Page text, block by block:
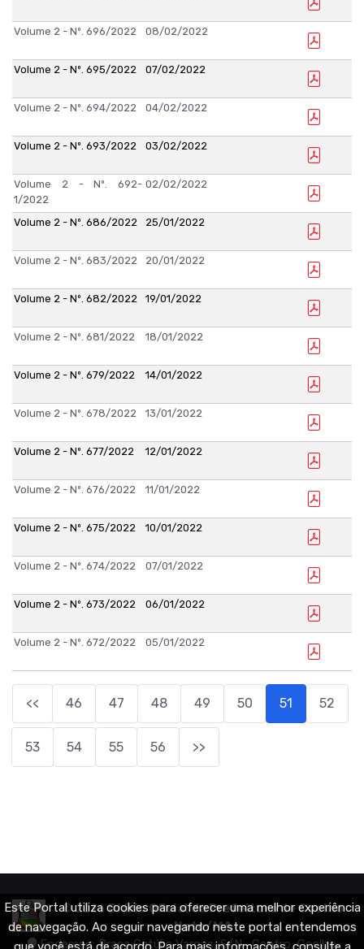
Este Portal utiliza cookies para oferecer uma melhor experiência
de navegação. Ao seguir navegando neste portal entendemos
Volume 2 - Nº. 696/2022 08/02/2022
Volume 2 - Nº. 695/2022 07/02/2022
Volume 2 - Nº. 694/2022 04/02/2022
Volume 2 - Nº. 693/2022 03/02/2022
Volume 2 - Nº. 692-
1/2022
02/02/2022
Volume 2 - Nº. 686/2022 25/01/2022
Volume 2 - Nº. 683/2022 20/01/2022
Volume 2 - Nº. 682/2022 19/01/2022
Volume 2 - Nº. 681/2022 18/01/2022
Volume 2 - Nº. 679/2022 14/01/2022
Volume 2 - Nº. 678/2022 13/01/2022
Volume 2 - Nº. 677/2022 12/01/2022
Volume 2 - Nº. 676/2022 11/01/2022
Volume 2 - Nº. 675/2022 10/01/2022
Volume 2 - Nº. 674/2022 07/01/2022
Volume 2 - Nº. 673/2022 06/01/2022
Volume 2 - Nº. 672/2022 05/01/2022
<< 46 47 48 49 50 51 52
53 54 55 56 >>
© 2026Diário Oficial da Prefeitura de Coelho
Neto/MA
Endereço: Praça Getúlio Vargas, S/N , Centro, Coelho